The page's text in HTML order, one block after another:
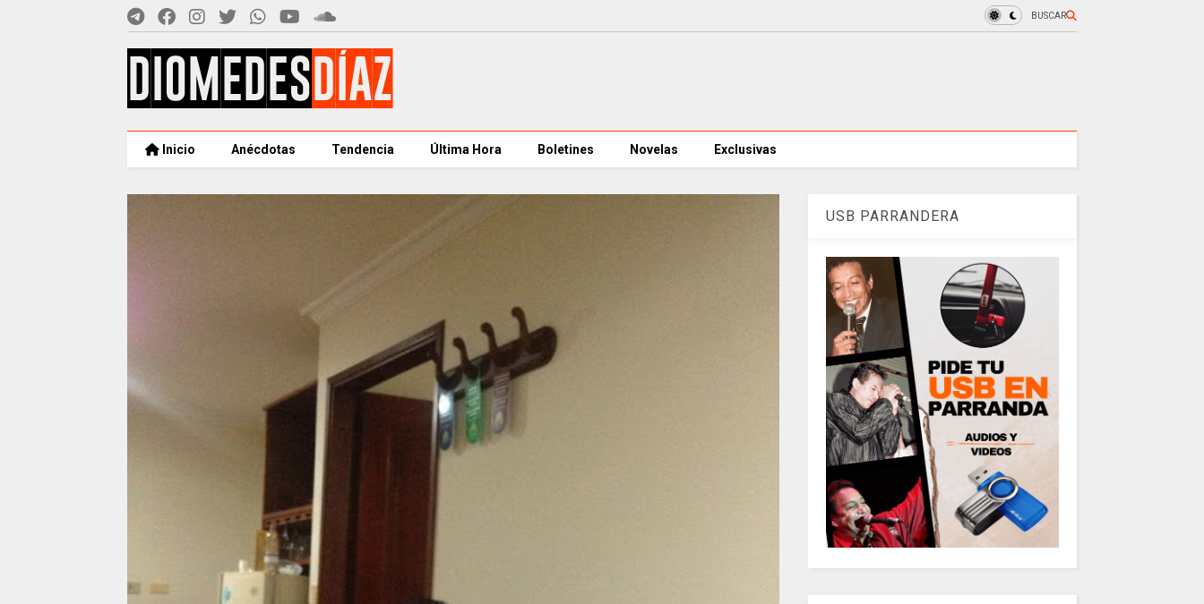
BUSCAR
Inicio Anécdotas Tendencia Última Hora Boletines Novelas Exclusivas
USB PARRANDERA